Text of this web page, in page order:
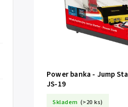
Power banka - Jump
JS-19
Skladem (>20 ks)